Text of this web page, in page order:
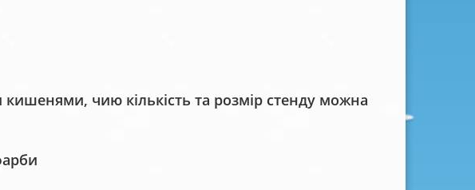
чию кількість та розмір стенду можна